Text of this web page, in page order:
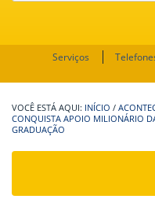
Serviços
INÍCIO /
CONQUISTA APOIO MILIONÁRIO
GRADUAÇÃO